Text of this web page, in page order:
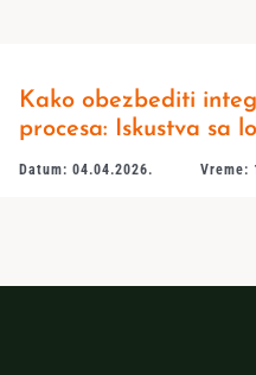
Kako obezbediti
procesa: Iskustva sa
Datum: 04.04.2026. Vreme: